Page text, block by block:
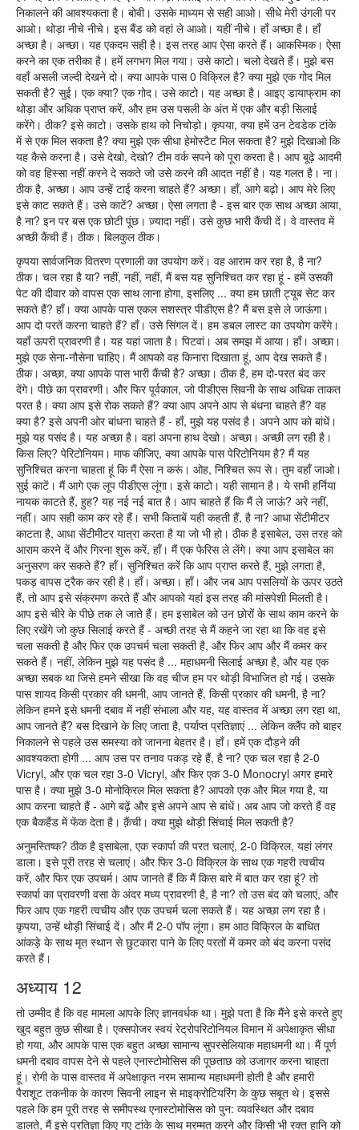
निकालने की आवश्यकता है। बोवी। उसके माध्यम से सही आओ। सीधे मेरी उंगली पर
आओ। थोड़ा नीचे नीचे। इस बैंड को वहां ले आओ। यहीं नीचे। हाँ अच्छा है। हाँ
अच्छा है। अच्छा। यह एकदम सही है। इस तरह आप ऐसा करते हैं। आकस्मिक। ऐसा
करने का एक तरीका है। हमें लगभग मिल गया। उसे काटो। चलो देखते हैं। मुझे बस
वहाँ असली जल्दी देखने दो। क्या आपके पास 0 विक्रिल है? क्या मुझे एक गोद मिल
सकती है? सुई। एक क्या? एक गोद। उसे काटो। यह अच्छा है। आइए डायाफ्राम का
थोड़ा और अधिक प्राप्त करें, और हम उस पसली के अंत में एक और बड़ी सिलाई
करेंगे। ठीक? इसे काटो। उसके हाथ को निचोड़ो। कृपया, क्या हमें उन टेवडेक टांके
में से एक मिल सकता है? क्या मुझे एक सीधा हेमोस्टैट मिल सकता है? मुझे दिखाओ कि
यह कैसे करना है। उसे देखो, देखो? टीम वर्क सपने को पूरा करता है। आप बूढ़े आदमी
को वह हिस्सा नहीं करने दे सकते जो उसे करने की आदत नहीं है। यह गलत है। ना।
ठीक है, अच्छा। आप उन्हें टाई करना चाहते हैं? अच्छा। हाँ, आगे बढ़ो। आप मेरे लिए
इसे काट सकते हैं। उसे काटें? अच्छा। ऐसा लगता है - इस बार एक साथ अच्छा आया,
है ना? इन पर बस एक छोटी पूंछ। ज़्यादा नहीं। उसे कुछ भारी कैंची दें। वे वास्तव में
अच्छी कैंची हैं। ठीक। बिलकुल ठीक।
कृपया सार्वजनिक वितरण प्रणाली का उपयोग करें। वह आराम कर रहा है, है ना?
ठीक। चल रहा है या? नहीं, नहीं, नहीं, मैं बस यह सुनिश्चित कर रहा हूं - हमें उसकी
पेट की दीवार को वापस एक साथ लाना होगा, इसलिए ... क्या हम छाती ट्यूब सेट कर
सकते हैं? हाँ। क्या आपके पास एकल सशस्त्र पीडीएस है? मैं बस इसे ले जाऊंगा।
आप दो परतें करना चाहते हैं? हाँ। उसे सिंगल दें। हम डबल लास्ट का उपयोग करेंगे।
यहाँ ऊपरी प्रावरणी है। यह यहां जाता है। पिटवां। अब समझ में आया। हाँ। अच्छा।
मुझे एक सेना-नौसेना चाहिए। मैं आपको वह किनारा दिखाता हूं, आप देख सकते हैं।
ठीक। अच्छा, क्या आपके पास भारी कैंची है? अच्छा। ठीक है, हम दो-परत बंद कर
देंगे। पीछे का प्रावरणी। और फिर पूर्वकाल, जो पीडीएस सिवनी के साथ अधिक ताकत
परत है। क्या आप इसे रोक सकते हैं? क्या आप अपने आप से बंधना चाहते हैं? वह
क्या है? इसे अपनी ओर बांधना चाहते हैं - हाँ, मुझे यह पसंद है। अपने आप को बांधें।
मुझे यह पसंद है। यह अच्छा है। वहां अपना हाथ देखो। अच्छा। अच्छी लग रही है।
किस लिए? पेरिटोनियम। माफ कीजिए, क्या आपके पास पेरिटोनियम है? मैं यह
सुनिश्चित करना चाहता हूं कि मैं ऐसा न करूं। ओह, निश्चित रूप से। तुम वहाँ जाओ।
सुई काटें। मैं आगे एक लूप पीडीएस लूंगा। इसे काटो। यही सामान है। ये सभी हर्निया
नायक काटते हैं, हुह? यह नई नई बात है। आप चाहते हैं कि मैं ले जाऊं? अरे नहीं,
नहीं। आप सही काम कर रहे हैं। सभी किताबें यही कहती हैं, है ना? आधा सेंटीमीटर
काटता है, आधा सेंटीमीटर यात्रा करता है या जो भी हो। ठीक है इसाबेल, उस तरह को
आराम करने दें और गिरना शुरू करें, हाँ। मैं एक फेरिस ले लेंगे। क्या आप इसाबेल का
अनुसरण कर सकते हैं? हाँ। सुनिश्चित करें कि आप प्राप्त करते हैं, मुझे लगता है,
पकड़ वापस ट्रैक कर रही है। हाँ। अच्छा। हाँ। और जब आप पसलियों के ऊपर उठते
हैं, तो आप इसे संक्रमण करते हैं और आपको यहां इस तरह की मांसपेशी मिलती है।
आप इसे चीरे के पीछे तक ले जाते हैं। हम इसाबेल को उन छोरों के साथ काम करने के
लिए रखेंगे जो कुछ सिलाई करते हैं - अच्छी तरह से मैं कहने जा रहा था कि वह इसे
चला सकती है और फिर एक उपचर्म चला सकती है, और फिर आप और मैं कमर कर
सकते हैं। नहीं, लेकिन मुझे यह पसंद है ... महाधमनी सिलाई अच्छा है, और यह एक
अच्छा सबक था जिसे हमने सीखा कि वह चीज हम पर थोड़ी विभाजित हो गई। उसके
पास शायद किसी प्रकार की धमनी, आप जानते हैं, किसी प्रकार की धमनी, है ना?
लेकिन हमने इसे धमनी दबाव में नहीं संभाला और यह, यह वास्तव में अच्छा लग रहा था,
आप जानते हैं? बस दिखाने के लिए जाता है, पर्याप्त प्रतिज्ञाएं ... लेकिन क्लैंप को बाहर
निकालने से पहले उस समस्या को जानना बेहतर है। हाँ। हमें एक दौड़ने की
आवश्यकता होगी ... आप उस पर तनाव पकड़ रहे हैं, है ना? एक चल रहा है 2-0
Vicryl, और एक चल रहा 3-0 Vicryl, और फिर एक 3-0 Monocryl अगर हमारे
पास है। क्या मुझे 3-0 मोनोक्रिल मिल सकता है? आपको एक और मिल गया है, या
आप करना चाहते हैं - आगे बढ़ें और इसे अपने आप से बांधें। अब आप जो करते हैं वह
एक बैकहैंड में फेंक देता है। क़ैंची। क्या मुझे थोड़ी सिंचाई मिल सकती है?
अनुमस्तिष्क? ठीक है इसाबेला, एक स्कार्पा की परत चलाएं, 2-0 विक्रिल, यहां लंगर
डाला। इसे पूरी तरह से चलाएं। और फिर 3-0 विक्रिल के साथ एक गहरी त्वचीय
करें, और फिर एक उपचर्म। आप जानते हैं कि मैं किस बारे में बात कर रहा हूं? तो
स्कार्पा का प्रावरणी वसा के अंदर मध्य प्रावरणी है, है ना? तो उस बंद को चलाएं, और
फिर आप एक गहरी त्वचीय और एक उपचर्म चला सकते हैं। यह अच्छा लग रहा है।
कृपया, उन्हें थोड़ी सिंचाई दें। और मैं 2-0 पॉप लूंगा। हम आठ विक्रिल के बाधित
आंकड़े के साथ मृत स्थान से छुटकारा पाने के लिए परतों में कमर को बंद करना पसंद
करते हैं।
अध्याय 12
तो उम्मीद है कि वह मामला आपके लिए ज्ञानवर्धक था। मुझे पता है कि मैंने इसे करते हुए
खुद बहुत कुछ सीखा है। एक्सपोजर स्वयं रेट्रोपरिटोनियल विमान में अपेक्षाकृत सीधा
हो गया, और आपके पास एक बहुत अच्छा सामान्य सुपरसेलियाक महाधमनी था। मैं पूर्ण
धमनी दबाव वापस देने से पहले एनास्टोमोसिस की पूछताछ को उजागर करना चाहता
हूं। रोगी के पास वास्तव में अपेक्षाकृत नरम सामान्य महाधमनी होती है और हमारी
पैराशूट तकनीक के कारण सिवनी लाइन से माइक्रोटियरिंग के कुछ सबूत थे। इससे
पहले कि हम पूरी तरह से समीपस्थ एनास्टोमोसिस को पुन: व्यवस्थित और दबाव
डालते, मैं इसे प्रतिज्ञा किए गए टांके के साथ मरम्मत करने और किसी भी रक्त हानि को